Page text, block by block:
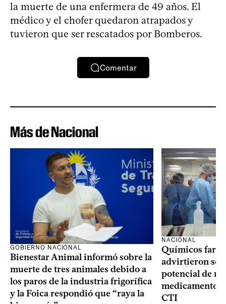
la muerte de una enfermera de 49 años. El
médico y el chofer quedaron atrapados y
tuvieron que ser rescatados por Bomberos.
Comentar
Más de Nacional
GOBIERNO NACIONAL
Bienestar Animal informó sobre la
muerte de tres animales debido a
los paros de la industria frigorífica
y la Foica respondió que “raya la
NACIONAL
Químicos
advirtieron
potencial de
medicamentos
CTI